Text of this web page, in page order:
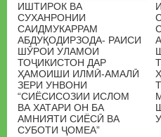
ИШТИРОК ВА
СУХАНРОНИИ
САИДМУКАРРАМ
АБДУҚОДИРЗОДА- РАИСИ
ШӮРОИ УЛАМОИ
ТОҶИКИСТОН ДАР
ҲАМОИШИ ИЛМӢ-АМАЛӢ
ЗЕРИ УНВОНИ
“СИЁСИСОЗИИ ИСЛОМ
ВА ХАТАРИ ОН БА
АМНИЯТИ СИЁСӢ ВА
СУБОТИ ҶОМЕА”